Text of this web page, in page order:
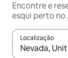
Encontre e
esqui perto no
Localização
Quando os